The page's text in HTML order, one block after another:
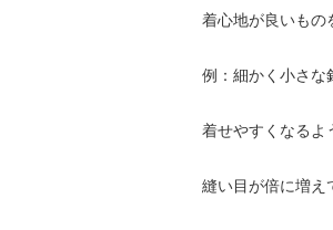
着心地が良いもの
例：細かく小さ
着せやすくなるよ
縫い目が倍に増え